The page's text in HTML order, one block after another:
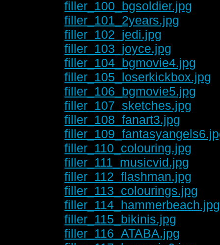
filler_100_bgsoldier.jpg
filler_101_2years.jpg
filler_102_jedi.jpg
filler_103_joyce.jpg
filler_104_bgmovie4.jpg
filler_105_loserkickbox.jpg
filler_106_bgmovie5.jpg
filler_107_sketches.jpg
filler_108_fanart3.jpg
filler_110_colouring.jpg
filler_111_musicvid.jpg
filler_112_flashman.jpg
filler_113_colourings.jpg
filler_114_hammerbeach.jpg
filler_115_bikinis.jpg
filler_116_ATABA.jpg